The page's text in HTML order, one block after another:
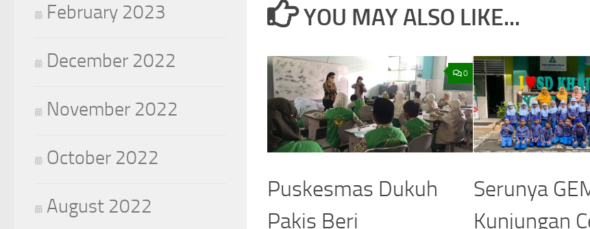
YOU MAY ALSO LIKE...
0
Puskesmas Dukuh
Pakis Beri
Serunya
Kunjungan
February 2023
December 2022
November 2022
October 2022
August 2022